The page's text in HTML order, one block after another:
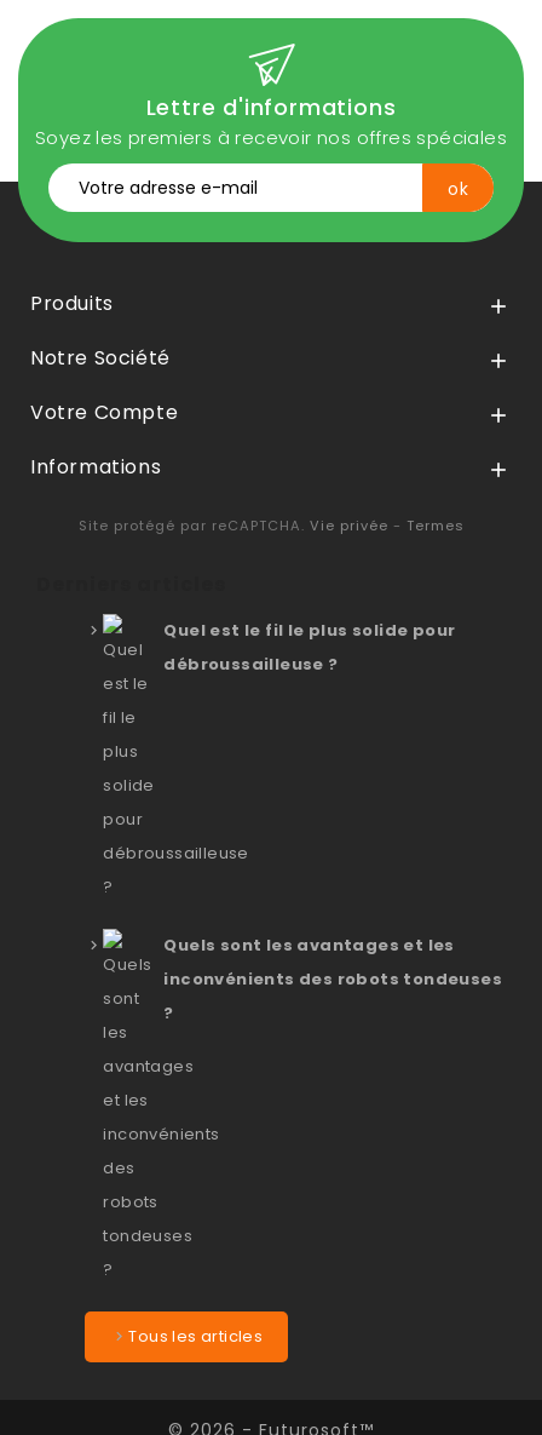
Lettre d'informations
Soyez les premiers à recevoir nos offres spéciales
Produits 
Notre Société 
Votre Compte 
Informations 
Site protégé par reCAPTCHA. Vie privée - Termes
Quel est le fil le plus solide pour
débroussailleuse ?
Quels sont les avantages et les
inconvénients des robots tondeuses
?
Tous les articles